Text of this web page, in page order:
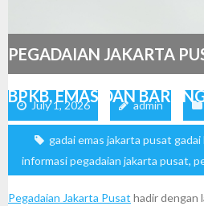
PEGADAIAN JAKARTA
BPKB, EMAS DAN
July 1, 2026 admin
gadai emas jakarta pusat
informasi pegadaian jakarta pusat,
Pegadaian Jakarta Pusat hadir dengan